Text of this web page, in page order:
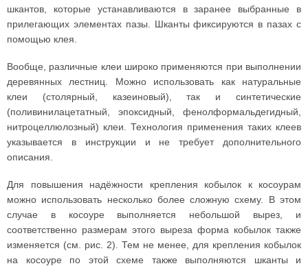
шкантов, которые устанавливаются в заранее выбранные в
прилегающих элементах пазы. Шканты фиксируются в пазах с
помощью клея.
Вообще, различные клеи широко применяются при выполнении
деревянных лестниц. Можно использовать как натуральные
клеи (столярный, казеиновый), так и синтетические
(поливинилацетатный, эпоксидный, фенолформальдегидный,
нитроцеллюлозный) клеи. Технология применения таких клеев
указывается в инструкции и не требует дополнительного
описания.
Для повышения надёжности крепления кобылок к косоурам
можно использовать несколько более сложную схему. В этом
случае в косоуре выполняется небольшой вырез, и
соответственно размерам этого выреза форма кобылок также
изменяется (см. рис. 2). Тем не менее, для крепления кобылок
на косоуре по этой схеме также выполняются шканты и